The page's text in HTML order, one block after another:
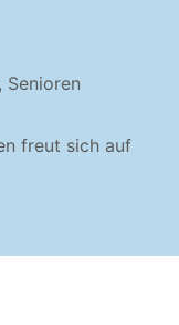
Senioren
freut sich auf